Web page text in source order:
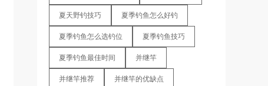
夏天野钓技巧 夏季钓鱼怎么好钓
夏季钓鱼怎么选钓位 夏季钓鱼技巧
夏季钓鱼最佳时间 并继竿
并继竿推荐 并继竿的优缺点